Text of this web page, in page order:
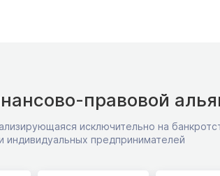
правовой
исключительно на
индивидуальных предпринимателей